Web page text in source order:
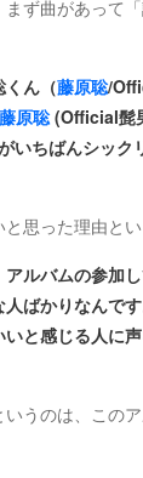
ず曲があって「
くん（藤原聡/
藤原聡(Official髭
いちばんシック
思った理由とい
ルバムの参加
ばかりなんで
と感じる人に
うのは、この